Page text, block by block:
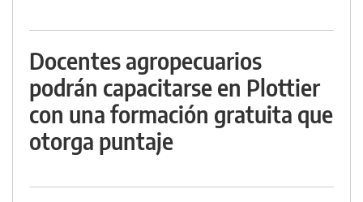
Docentes agropecuarios
podrán capacitarse en Plottier
con una formación gratuita que
otorga puntaje